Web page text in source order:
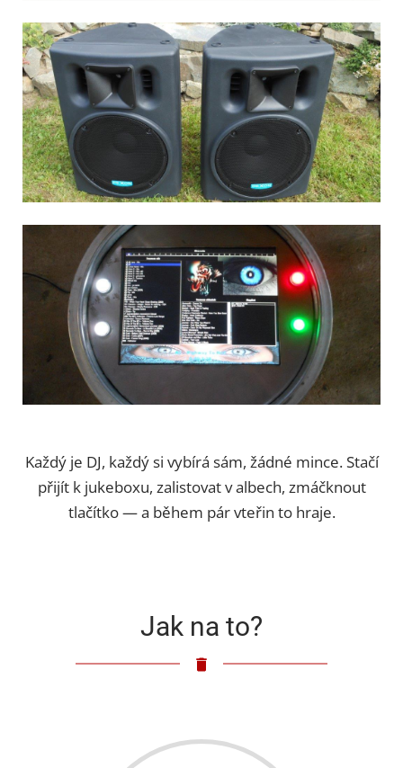
Každý je DJ, každý si vybírá sám, žádné mince. Stačí
přijít k jukeboxu, zalistovat v albech, zmáčknout
tlačítko — a během pár vteřin to hraje.
Jak na to?